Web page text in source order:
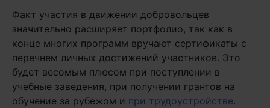
Факт участия в движении добровольцев
значительно расширяет портфолио, так как в
конце многих программ вручают сертификаты с
перечнем личных достижений участников. Это
будет весомым плюсом при поступлении в
учебные заведения, при получении грантов на
обучение за рубежом и при трудоустройстве.